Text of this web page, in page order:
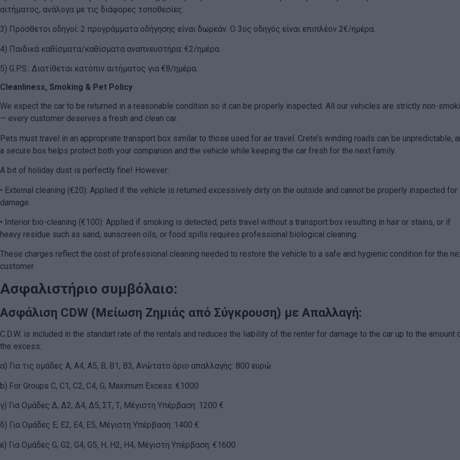
αιτήματος, ανάλογα με τις διάφορες τοποθεσίες.
3) Πρόσθετοι οδηγοί: 2 προγράμματα οδήγησης είναι δωρεάν. Ο 3ος οδηγός είναι επιπλέον 2€/ημέρα.
4) Παιδικά καθίσματα/καθίσματα αναπνευστήρα: €2/ημέρα.
5) G.P.S.: Διατίθεται κατόπιν αιτήματος για €8/ημέρα.
C leanliness, Smoking & Pet Policy
We expect the car to be returned in a reasonable condition so it can be properly inspected. All our vehicles are strictly non-
— every customer deserves a fresh and clean car.
Pets must travel in an appropriate transport box similar to those used for air travel. Crete’s winding roads can be unpredictable,
a secure box helps protect both your companion and the vehicle while keeping the car fresh for the next family.
A bit of holiday dust is perfectly fine! However:
• External cleaning (€20): Applied if the vehicle is returned excessively dirty on the outside and cannot be properly inspected for
damage.
• Interior bio-cleaning (€100): Applied if smoking is detected, pets travel without a transport box resulting in hair or stains, or if
heavy residue such as sand, sunscreen oils, or food spills requires professional biological cleaning.
These charges reflect the cost of professional cleaning needed to restore the vehicle to a safe and hygienic condition for the
customer.
Ασφαλιστήριο συμβόλαιο:
Ασφάλιση CDW (Μείωση Ζημιάς από Σύγκρουση) με Απαλλαγή:
C.D.W. is included in the standart rate of the rentals and reduces the liability of the renter for damage to the car up to the amount
the excess:
α) Για τις ομάδες Α, Α4, Α5, Β, Β1, Β3, Ανώτατο όριο απαλλαγής: 800 ευρώ.
b) For Groups C, C1, C2, C4, G, Maximum Excess: €1000
γ) Για Ομάδες Δ, Δ2, Δ4, Δ5, ΣΤ, Τ, Μέγιστη Υπέρβαση: 1200 €
δ) Για Ομάδες Ε, Ε2, Ε4, Ε5, Μέγιστη Υπέρβαση: 1400 €
ε) Για Ομάδες G, G2, G4, G5, H, H2, H4, Μέγιστη Υπέρβαση: €1600